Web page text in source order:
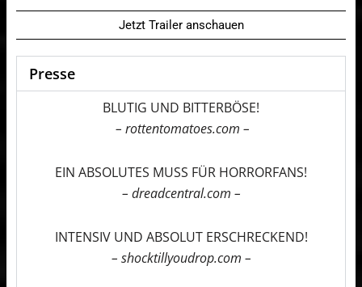
Jetzt Trailer anschauen
Presse
BLUTIG UND BITTERBÖSE!
– rottentomatoes.com –
EIN ABSOLUTES MUSS FÜR HORRORFANS!
– dreadcentral.com –
INTENSIV UND ABSOLUT ERSCHRECKEND!
– shocktillyoudrop.com –